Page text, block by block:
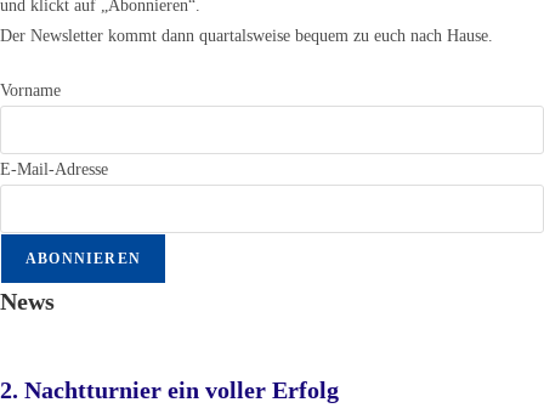
und klickt auf „Abonnieren“.
Der Newsletter kommt dann quartalsweise bequem zu euch nach Hause.
Vorname
E-Mail-Adresse
News
2. Nachtturnier ein voller Erfolg